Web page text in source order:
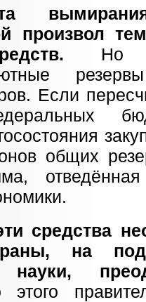
произвол
Но
Если
общих
отведённая
средства
на
этого